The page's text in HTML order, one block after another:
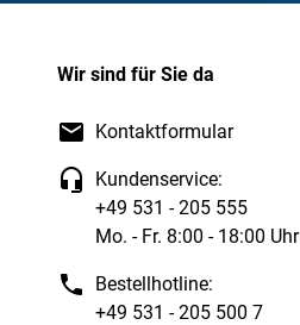
Wir sind für Sie da
Kontaktformular
Kundenservice:
+49 531 - 205 555
Mo. - Fr. 8:00 - 18:00 Uhr
Bestellhotline:
+49 531 - 205 500 7